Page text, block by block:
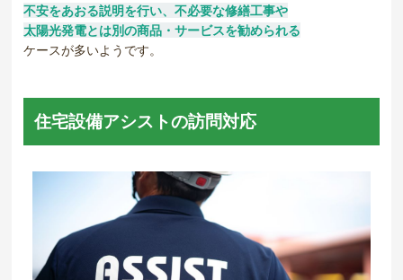
不安をあおる説明を行い、不必要な修繕工事や
太陽光発電とは別の商品・サービスを勧められる
ケースが多いようです。
住宅設備アシストの訪問対応